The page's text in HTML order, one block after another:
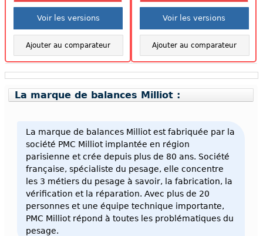
Voir les versions
Ajouter au comparateur
Voir les versions
Ajouter au comparateur
La marque de balances Milliot :
La marque de balances Milliot est fabriquée par la
société PMC Milliot implantée en région
parisienne et crée depuis plus de 80 ans. Société
française, spécialiste du pesage, elle concentre
les 3 métiers du pesage à savoir, la fabrication, la
vérification et la réparation. Avec plus de 20
personnes et une équipe technique importante,
PMC Milliot répond à toutes les problématiques du
pesage.